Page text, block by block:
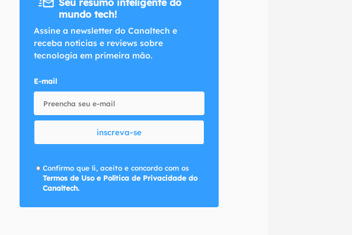
Seu resumo inteligente do
mundo tech!
Assine a newsletter do Canaltech e
receba notícias e reviews sobre
tecnologia em primeira mão.
E-mail
inscreva-se
Confirmo que li, aceito e concordo com os
Termos de Uso e Política de Privacidade do
Canaltech.